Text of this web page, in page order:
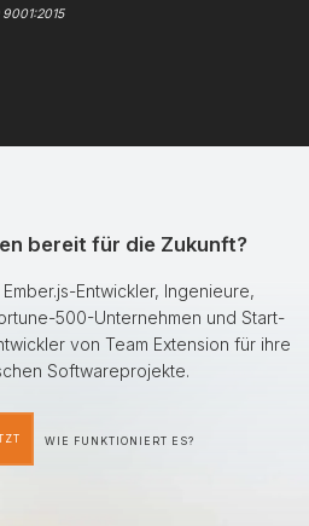
9001:2015
bereit für die Zukunft?
Entwickler, Ingenieure,
500-Unternehmen und Start-
von Team Extension für ihre
Softwareprojekte.
WIE FUNKTIONIERT ES?